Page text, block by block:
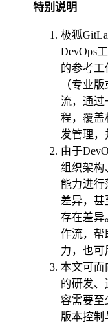
特别说明
极狐
DevOps
的参考工
（专业
流，通过
程，覆盖
发管理，
由于
组织架构
能力进行
差异，甚
存在差异
作流，帮
力，也可
本文可面
的研发、
容需要至
版本控制